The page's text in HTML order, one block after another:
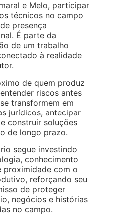
e Melo, participar
técnicos no campo
presença
É parte da
de um trabalho
à realidade
de quem produz
riscos antes
transformem em
jurídicos, antecipar
construir soluções
de longo prazo.
segue investindo
conhecimento
proximidade com o
reforçando seu
de proteger
negócios e histórias
no campo.